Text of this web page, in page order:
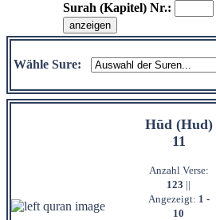
Surah (Kapitel) Nr.:
Wähle Sure:
Hūd (Hud)
11
Anzahl Verse:
123 ||
Angezeigt: 1 -
10